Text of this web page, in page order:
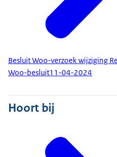
Besluit Woo-verzoek wijziging
Woo-besluit11-04-2024
Hoort bij